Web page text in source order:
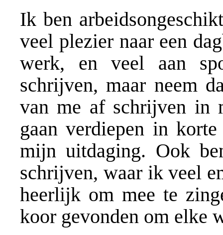
Ik ben
veel plezier naar een
werk, en veel aan
schrijven, maar neem
van me af schrijven in
gaan verdiepen in
mijn uitdaging. Ook
schrijven, waar ik veel
heerlijk om mee te
koor gevonden om elke